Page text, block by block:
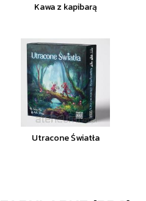
Kawa z kapibarą
Utracone Światła